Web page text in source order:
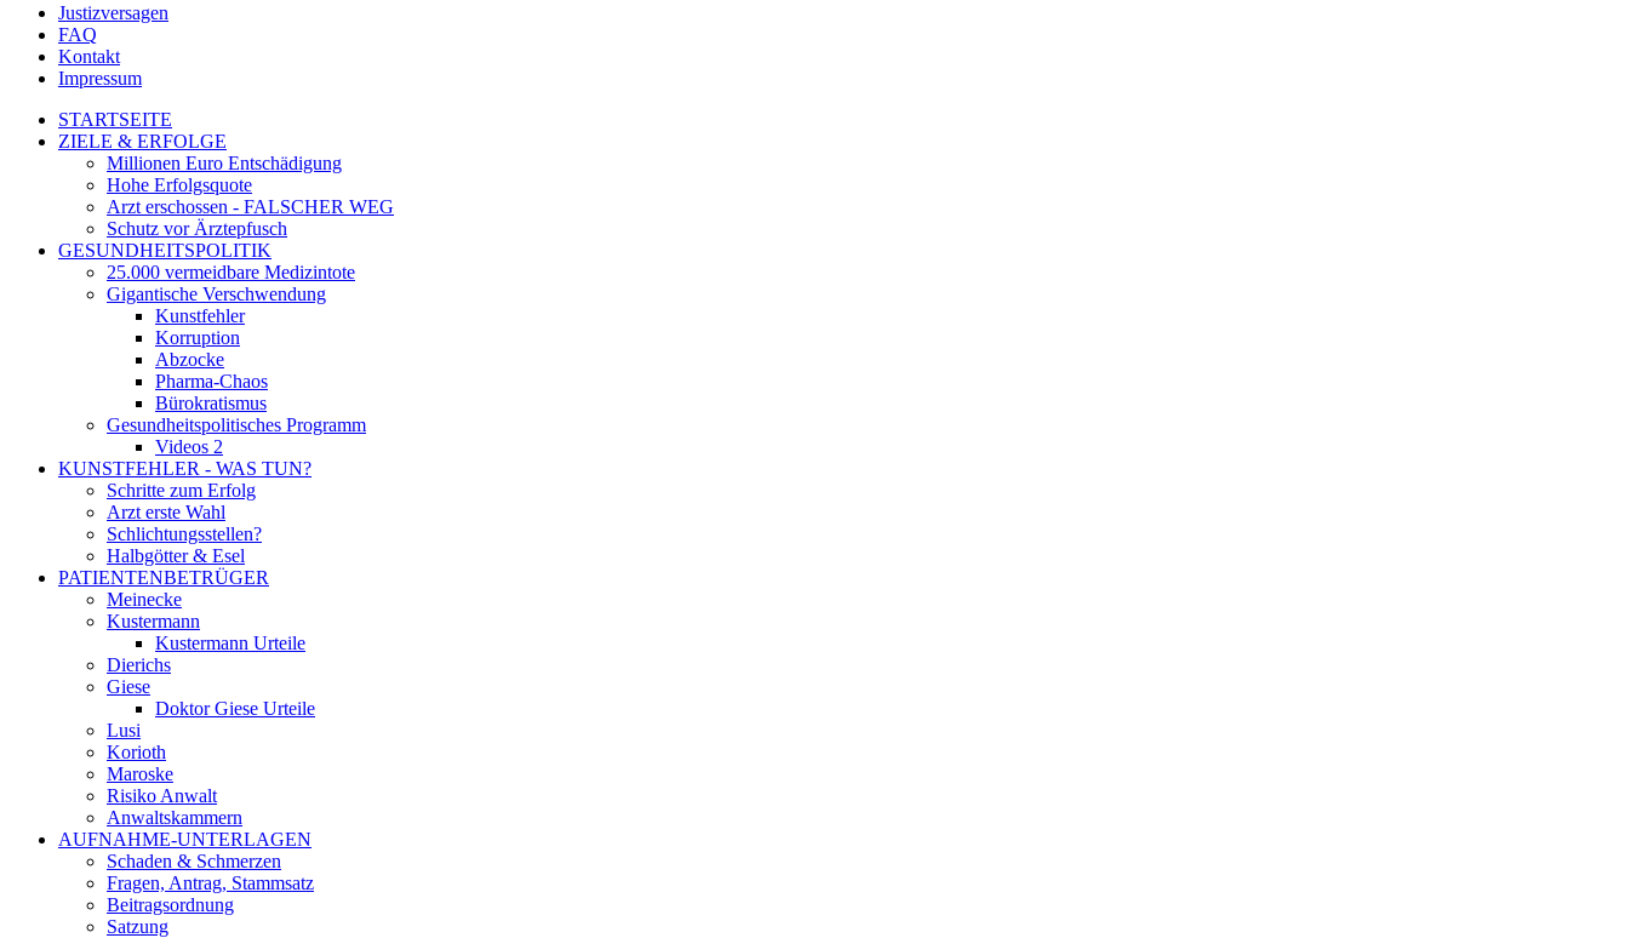
Justizversagen
FAQ
Kontakt
Impressum
STARTSEITE
ZIELE & ERFOLGE
Millionen Euro Entschädigung
Hohe Erfolgsquote
Arzt erschossen - FALSCHER WEG
Schutz vor Ärztepfusch
GESUNDHEITSPOLITIK
25.000 vermeidbare Medizintote
Gigantische Verschwendung
Kunstfehler
Korruption
Abzocke
Pharma-Chaos
Bürokratismus
Gesundheitspolitisches Programm
Videos 2
KUNSTFEHLER - WAS TUN?
Schritte zum Erfolg
Arzt erste Wahl
Schlichtungsstellen?
Halbgötter & Esel
PATIENTENBETRÜGER
Meinecke
Kustermann
Kustermann Urteile
Dierichs
Giese
Doktor Giese Urteile
Lusi
Korioth
Maroske
Risiko Anwalt
Anwaltskammern
AUFNAHME-UNTERLAGEN
Schaden & Schmerzen
Fragen, Antrag, Stammsatz
Beitragsordnung
Satzung